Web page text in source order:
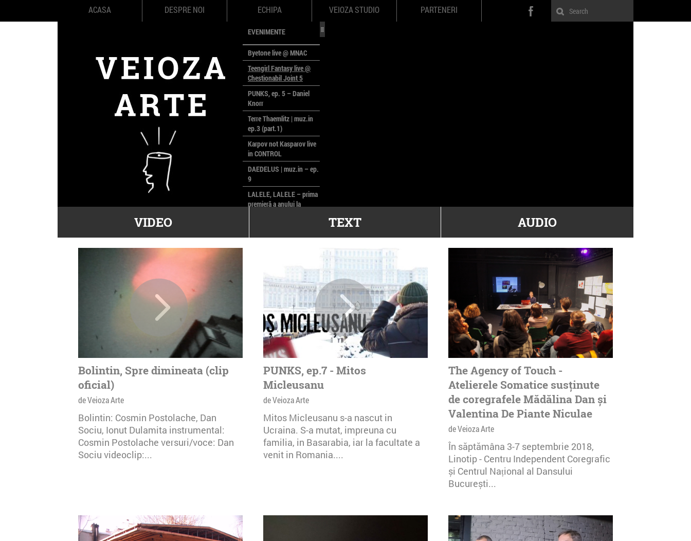
ACASA DESPRE NOI ECHIPA VEIOZA STUDIO PARTENERI
EVENIMENTE
Byetone live @ MNAC
Teengirl Fantasy live @
Chestionabil Joint 5
PUNKS, ep. 5 – Daniel
Knorr
Terre Thaemlitz | muz.in
ep.3 (part.1)
Karpov not Kasparov live
in CONTROL
DAEDELUS | muz.in – ep.
9
LALELE, LALELE – prima
premieră a anului la
poloneze la București
All Stars For
Outernational
VIDEO TEXT AUDIO
Bolintin, Spre dimineata (clip
oficial)
de Veioza Arte
Bolintin: Cosmin Postolache, Dan
Sociu, Ionut Dulamita instrumental:
Cosmin Postolache versuri/voce: Dan
Sociu videoclip:...
PUNKS, ep.7 - Mitos
Micleusanu
de Veioza Arte
Mitos Micleusanu s-a nascut in
Ucraina. S-a mutat, impreuna cu
familia, in Basarabia, iar la facultate a
venit in Romania....
The Agency of Touch -
Atelierele Somatice susținute
de coregrafele Mădălina Dan și
Valentina De Piante Niculae
de Veioza Arte
În săptămâna 3-7 septembrie 2018,
Linotip - Centru Independent Coregrafic
și Centrul Național al Dansului
București...